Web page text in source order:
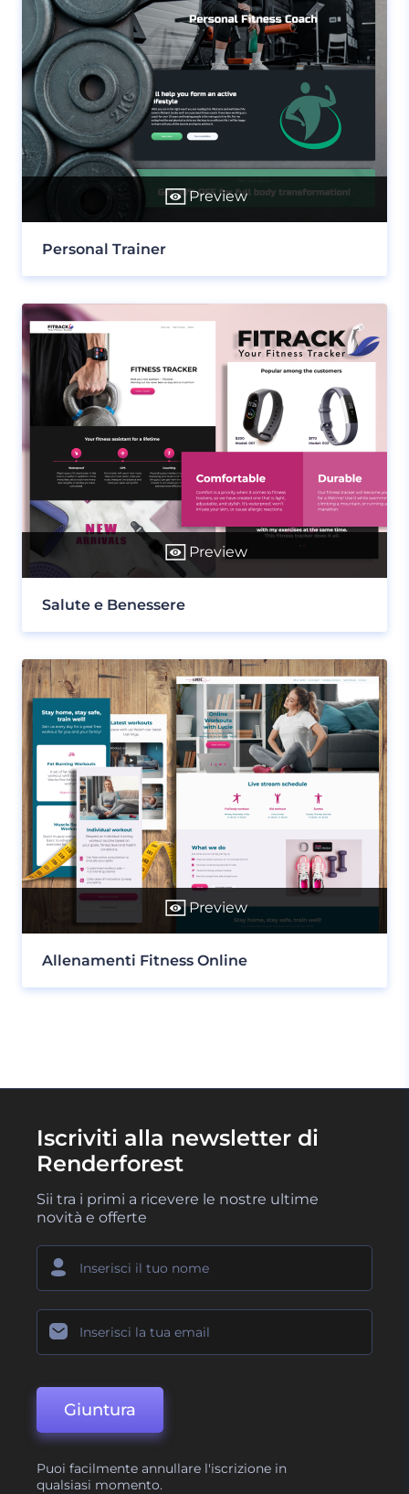
Preview
Personal Trainer
Preview
Salute e Benessere
Preview
Allenamenti Fitness Online
Iscriviti alla newsletter di
Renderforest
Sii tra i primi a ricevere le nostre ultime
novità e offerte
Giuntura
Puoi facilmente annullare l'iscrizione in
qualsiasi momento.